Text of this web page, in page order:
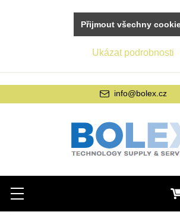
Hledat
Menu
info@bolex.cz
Ukázat podrobnosti
Přijmout všechny